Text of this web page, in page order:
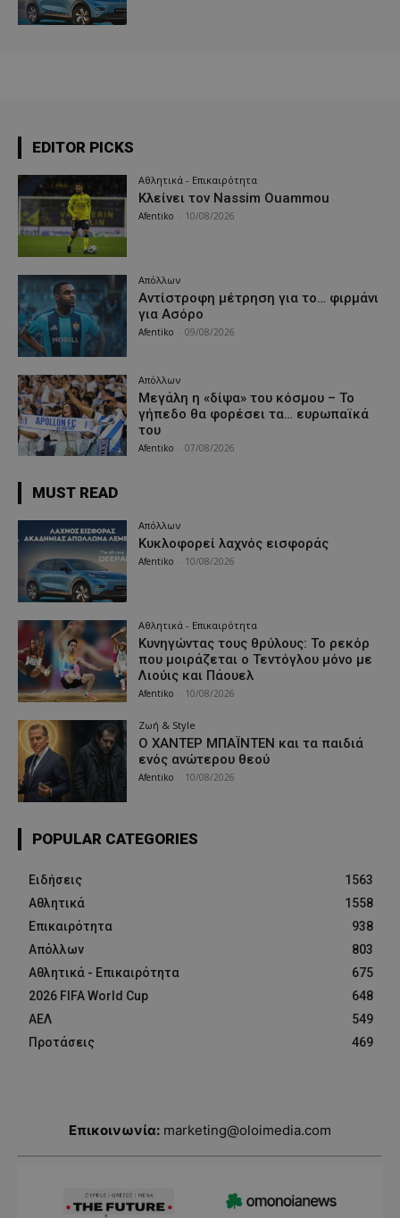
EDITOR PICKS
Αθλητικά - Επικαιρότητα
Κλείνει τον Nassim Ouammou
Afentiko 10/08/2026
Απόλλων
Αντίστροφη μέτρηση για το… φιρμάνι
για Ασόρο
Afentiko 09/08/2026
Απόλλων
Μεγάλη η «δίψα» του κόσμου – Το
γήπεδο θα φορέσει τα… ευρωπαϊκά
του
Afentiko 07/08/2026
MUST READ
Απόλλων
Κυκλοφορεί λαχνός εισφοράς
Afentiko 10/08/2026
Αθλητικά - Επικαιρότητα
Κυνηγώντας τους θρύλους: Το ρεκόρ
που μοιράζεται ο Τεντόγλου μόνο με
Λιούις και Πάουελ
Afentiko 10/08/2026
Ζωή & Style
Ο ΧΑΝΤΕΡ ΜΠΑΪΝΤΕΝ και τα παιδιά
ενός ανώτερου θεού
Afentiko 10/08/2026
POPULAR CATEGORIES
Ειδήσεις
1563
Αθλητικά
1558
Επικαιρότητα
938
Απόλλων
803
Αθλητικά - Επικαιρότητα
675
2026 FIFA World Cup
648
ΑΕΛ
549
Προτάσεις
469
Επικοινωνία: marketing@oloimedia.com